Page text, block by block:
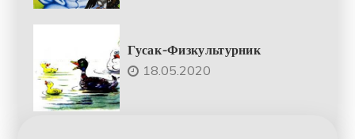
Гусак-Физкультурник
18.05.2020